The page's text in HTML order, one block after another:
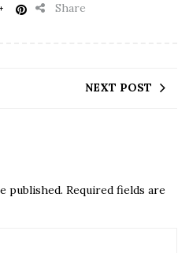
Share
NEXT POST
published. Required fields are